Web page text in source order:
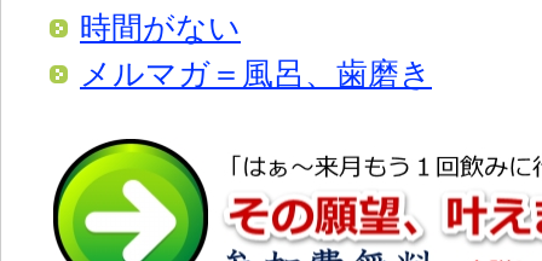
時間がない
メルマガ＝風呂、歯磨き